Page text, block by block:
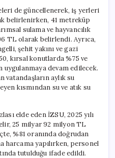
de güncellenerek, iş yerleri
belirlenirken, 41 metreküp
sulama ve hayvancılık
TL olarak belirlendi. Ayrıca,
şehit yakını ve gazi
kırsal konutlarda %75 ve
devam edilecek.
vatandaşların aylık su
kısmından su ve atık su
elde eden İZSU, 2025 yılı
25 milyar 92 milyon TL
%81 oranında doğrudan
harcama yapılırken, personel
tutulduğu ifade edildi.